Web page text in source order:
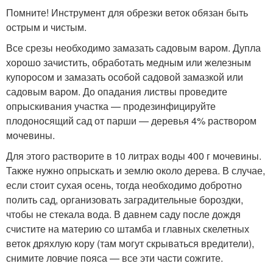
Помните! Инструмент для обрезки веток обязан быть
острым и чистым.
Все срезы необходимо замазать садовым варом. Дупла
хорошо зачистить, обработать медным или железным
купоросом и замазать особой садовой замазкой или
садовым варом. До опадания листвы проведите
опрыскивания участка — продезинфицируйте
плодоносящий сад от парши — деревья 4% раствором
мочевины.
Для этого растворите в 10 литрах воды 400 г мочевины.
Также нужно опрыскать и землю около дерева. В случае,
если стоит сухая осень, тогда необходимо добротно
полить сад, организовать заградительные бороздки,
чтобы не стекала вода. В давнем саду после дождя
счистите на материю со штамба и главных скелетных
веток дряхлую кору (там могут скрываться вредители),
снимите ловчие пояса — все эти части сожгите.